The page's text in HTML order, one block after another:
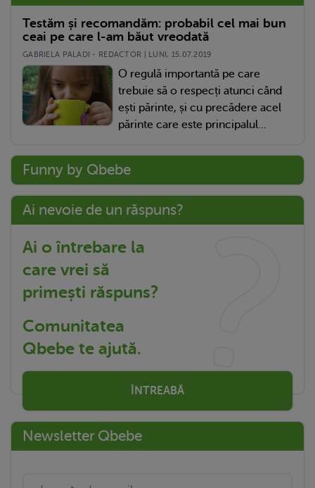
Testăm și recomandăm: probabil cel mai bun
ceai pe care l-am băut vreodată
GABRIELA PALADI - REDACTOR | LUNI, 15.07.2019
O regulă importantă pe care
trebuie să o respecți atunci când
ești părinte, și cu precădere acel
părinte care este principalul...
Funny by Qbebe
Ai nevoie de un răspuns?
Ai o întrebare la
care vrei să
primești răspuns?
Comunitatea
Qbebe te ajută.
ÎNTREABĂ
Newsletter Qbebe